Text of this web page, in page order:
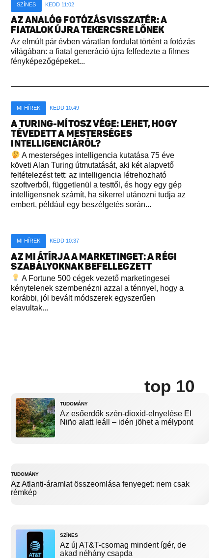
SZÍNES KEDD 11:02
AZ ANALÓG FOTÓZÁS VISSZATÉR: A
FIATALOK ÚJRA TEKERCSRE LŐNEK
Az elmúlt pár évben váratlan fordulat történt a fotózás
világában: a fiatal generáció újra felfedezte a filmes
fényképezőgépeket...
MI HÍREK KEDD 10:49
A TURING-MÍTOSZ VÉGE: LEHET, HOGY
TÉVEDETT A MESTERSÉGES
INTELLIGENCIÁRÓL?
A mesterséges intelligencia kutatása 75 éve
követi Alan Turing útmutatását, aki két alapvető
feltételezést tett: az intelligencia létrehozható
szoftverből, függetlenül a testtől, és hogy egy gép
intelligensnek számít, ha sikerrel utánozni tudja az
embert, például egy beszélgetés során...
MI HÍREK KEDD 10:37
AZ MI ÁTÍRJA A MARKETINGET: A RÉGI
SZABÁLYOKNAK BEFELLEGZETT
A Fortune 500 cégek vezető marketingesei
kénytelenek szembenézni azzal a ténnyel, hogy a
korábbi, jól bevált módszerek egyszerűen
elavultak...
top 10
TUDOMÁNY
Az esőerdők szén-dioxid-elnyelése El
Niño alatt leáll – idén jöhet a mélypont
TUDOMÁNY
Az Atlanti-áramlat összeomlása fenyeget: nem csak
rémkép
SZÍNES
Az új AT&T-csomag mindent ígér, de
akad néhány csapda